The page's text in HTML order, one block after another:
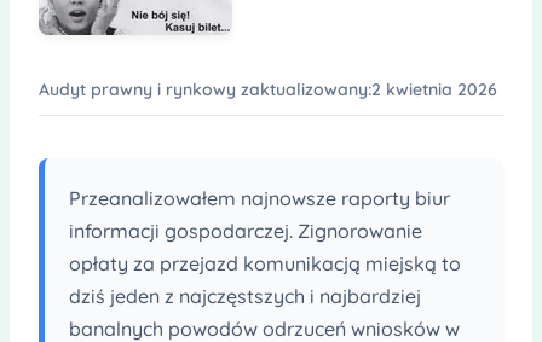
Audyt prawny i rynkowy zaktualizowany:2 kwietnia 2026
Przeanalizowałem najnowsze raporty biur
informacji gospodarczej. Zignorowanie
opłaty za przejazd komunikacją miejską to
dziś jeden z najczęstszych i najbardziej
banalnych powodów odrzuceń wniosków w